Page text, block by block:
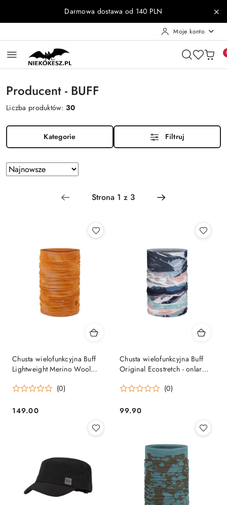
Przejdź do treści głównej
Przejdź do wyszukiwarki
Przejdź do moje konto
Przejdź do menu głównego
Przejdź do stopkiDarmowa dostawa od 140 PLN
Moje konto
Producent - BUFF
Liczba produktów:30
Kategorie Filtruj
Zastosowano
sortowanie:
Sortuj
według
Chusta wielofunkcyjna Buff
Lightweight Merino Wool
(0)
Cena:
149.00
Chusta wielofunkcyjna Buff
Original Ecostretch - onlar
(0)
Cena:
99.90